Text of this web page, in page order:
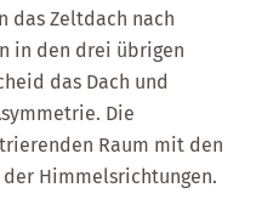
das Zeltdach nach
in den drei übrigen
das Dach und
Die
Raum mit den
Himmelsrichtungen.